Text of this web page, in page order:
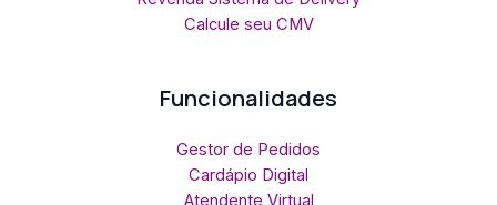
Calcule seu CMV
Funcionalidades
Gestor de Pedidos
Cardápio Digital
Atendente Virtual